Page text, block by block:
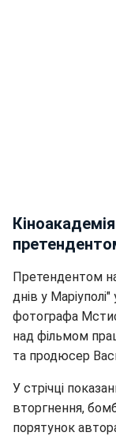
Претендентом
днів у
фотографа
над фільмом
та продюсер
У стрічці
вторгнення,
порятунок